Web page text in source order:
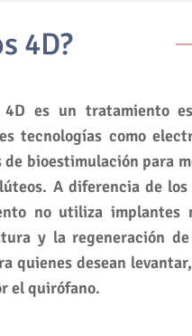
4D?
4D es un tratamiento
tecnologías como
de bioestimulación para
A diferencia de
no utiliza implantes
y la regeneración
quienes desean
el quirófano.